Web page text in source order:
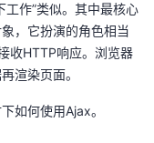
作”类似。其中最核心
，它扮演的角色相当
收HTTP响应。浏览器
渲染页面。
如何使用Ajax。